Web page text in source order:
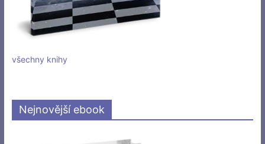
všechny knihy
Nejnovější ebook